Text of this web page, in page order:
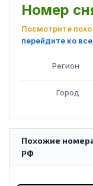
Номер
Посмотрите
перейдите ко
Регион
Город
Похожие
РФ